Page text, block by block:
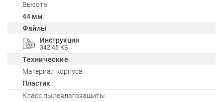
Высота
44 мм
Файлы
Инструкция
342.45 КБ
Технические
Материал корпуса
Пластик
Класс пылевлагозащиты